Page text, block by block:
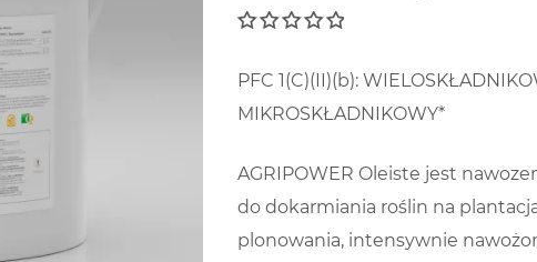
out of 5
PFC 1(C)(II)(b):
MIKROSKŁADNIKOWY*
AGRIPOWER Oleiste jest
do dokarmiania roślin na
plonowania, intensywnie